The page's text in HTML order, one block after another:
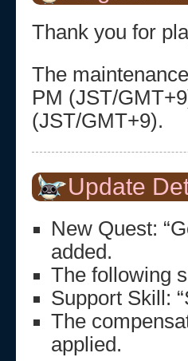
Thank you for
The
PM (JST/
(JST/GMT+9).
Update
New Quest:
added.
The following
Support Skill:
The
applied.